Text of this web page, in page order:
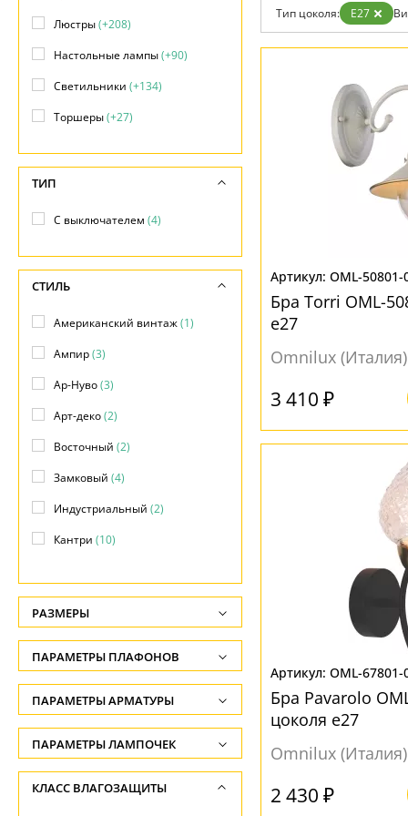
Дизайнерам
Бренды
Контакты
Тип цоколя: E27
OML-50801-
Бра Torri OML-
e27
Omnilux (Италия)
3 410 ₽
OML-67801-
Бра Pavarolo
цоколя e27
Omnilux (Италия)
2 430 ₽
Люстры(+208)
Настольные лампы(+90)
Светильники (+134)
Торшеры(+27)
ТИП
С выключателем (4)
СТИЛЬ
Американский винтаж(1)
Ампир(3)
Ар-Нуво(3)
Арт-деко(2)
Восточный (2)
Замковый (4)
Индустриальный (2)
Кантри (10)
Лофт(10)
Модерн(33)
Морской(4)
Прованс (4)
Современный(33)
РАЗМЕРЫ
Высота, см
-
Глубина, см
-
Ширина, см
-
ПАРАМЕТРЫ ПЛАФОНОВ
ФОРМА ПЛАФОНА
Бокал(1)
Декоративный(19)
Конус(12)
ПАРАМЕТРЫ АРМАТУРЫ
ЦВЕТ АРМАТУРЫ
Бежевый(2)
ПАРАМЕТРЫ ЛАМПОЧЕК
Количество ламп
-
КЛАСС ВЛАГОЗАЩИТЫ